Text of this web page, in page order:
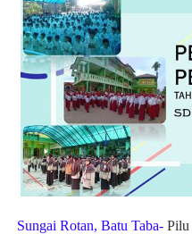
Sungai Rotan, Batu Taba-Pilu